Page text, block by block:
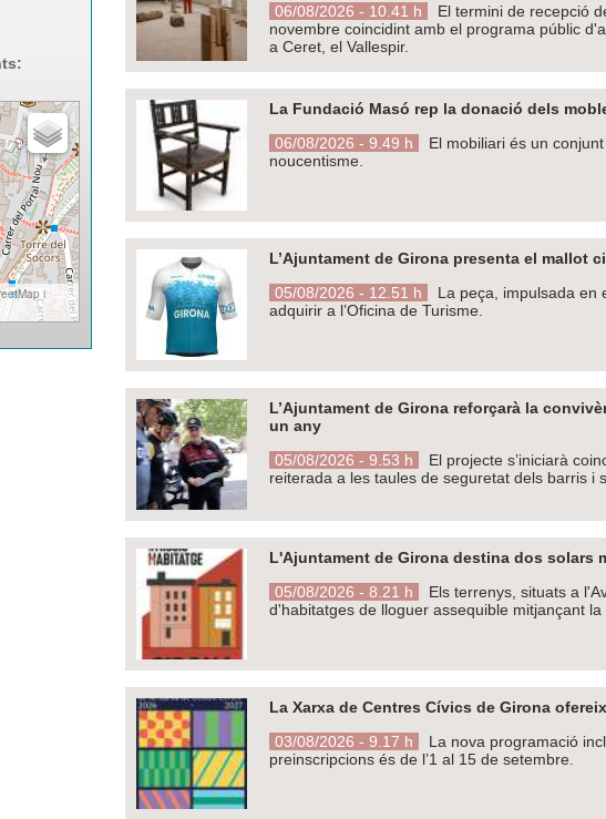
06/08/2026 - 10.41 h
El termini de recepció
novembre coincidint amb el programa públic
a Ceret, el Vallespir.
La Fundació Masó rep la donació dels
06/08/2026 - 9.49 h
El mobiliari és un
noucentisme.
L’Ajuntament de Girona presenta el mallot
05/08/2026 - 12.51 h
La peça, impulsada en
adquirir a l’Oficina de Turisme.
L’Ajuntament de Girona reforçarà la
un any
05/08/2026 - 9.53 h
El projecte s’iniciarà
reiterada a les taules de seguretat dels barris i
L'Ajuntament de Girona destina dos
05/08/2026 - 8.21 h
Els terrenys, situats a
d'habitatges de lloguer assequible mitjançant
La Xarxa de Centres Cívics de Girona
03/08/2026 - 9.17 h
La nova programació
preinscripcions és de l’1 al 15 de setembre.